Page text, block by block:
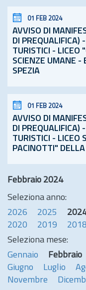
01 FEB 2024
AVVISO DI
DI PREQUALIFICA)
TURISTICI - LICEO
SCIENZE UMANE -
SPEZIA
01 FEB 2024
AVVISO DI
DI PREQUALIFICA)
TURISTICI - LICEO
PACINOTTI"
Febbraio 2024
Seleziona anno:
2026
2025
2020
2019 2018
Seleziona mese:
Gennaio
Febbraio
Giugno
Luglio
Novembre